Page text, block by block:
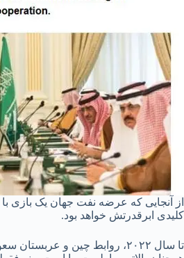
از آنجایی که عرضه نفت جهان یک بازی
کلیدی ابرقدرتش خواهد بود.
تا سال ۲۰۲۲، روابط چین و